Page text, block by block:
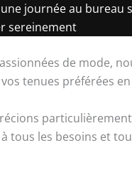
journée au bureau
sereinement
de mode,
tenues préférées
tous les besoins et